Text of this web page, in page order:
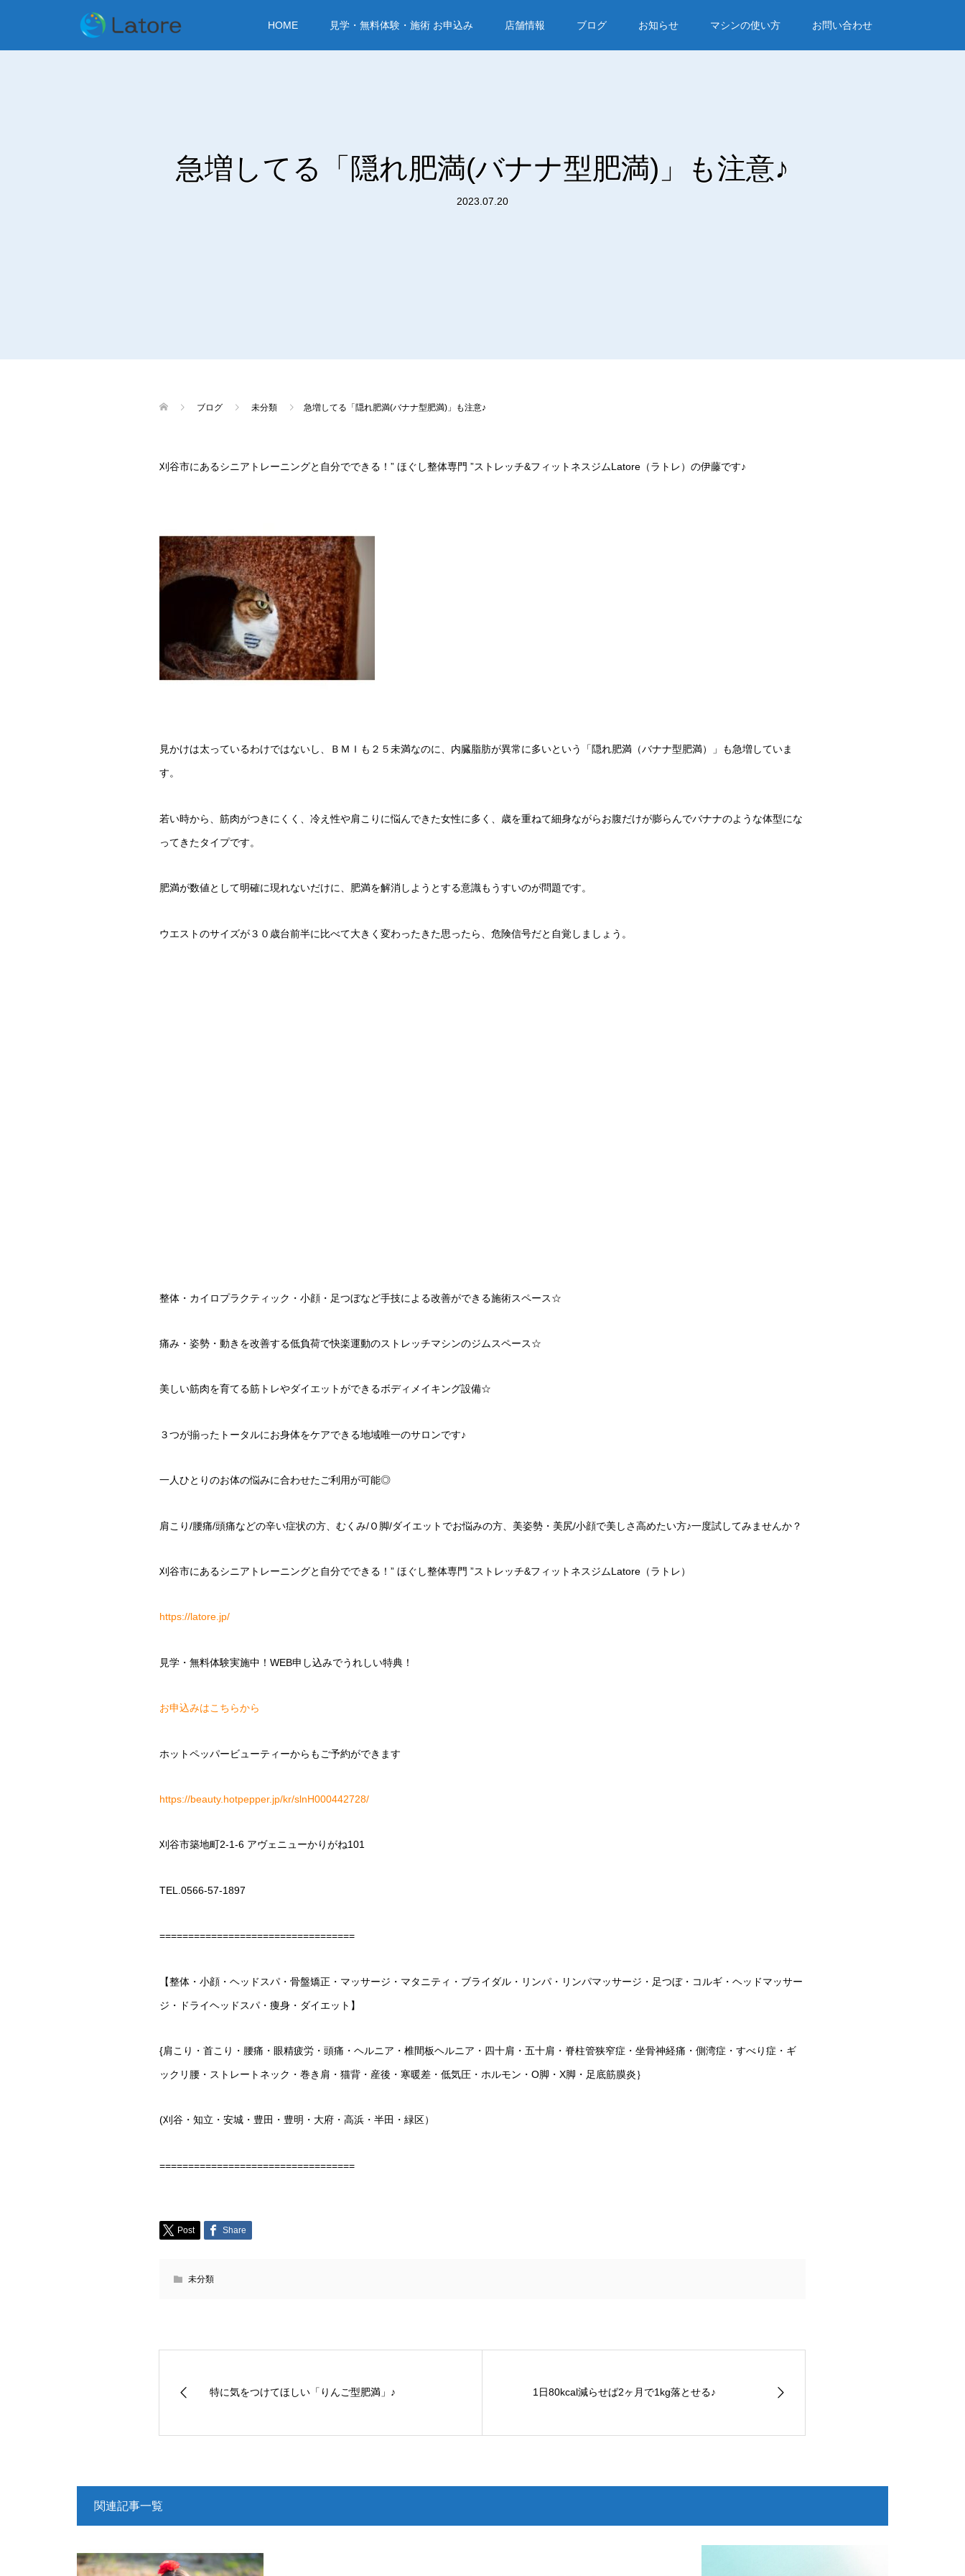
HOME 見学・無料体験・施術 お申込み 店舗情報 ブログ お知らせ マシンの使い方 お問い合わせ
急増してる「隠れ肥満(バナナ型肥満)」も注意♪
2023.07.20
ブログ 未分類 急増してる「隠れ肥満(バナナ型肥満)」も注意♪
刈谷市にあるシニアトレーニングと自分でできる！ ” ほぐし整体専門 ”ストレッチ&フィットネスジムLatore （ラトレ）の伊藤です♪
見かけは太っているわけではないし、ＢＭＩも２５未満なのに、内臓脂肪が異常に多いという「隠れ肥満（バナナ型肥満）」も急増していま
す。
若い時から、筋肉がつきにくく、冷え性や肩こりに悩んできた女性に多く、歳を重ねて細身ながらお腹だけが膨らんでバナナのような体型にな
ってきたタイプです。
肥満が数値として明確に現れないだけに、肥満を解消しようとする意識もうすいのが問題です。
ウエストのサイズが３０歳台前半に比べて大きく変わったきた思ったら、危険信号だと自覚しましょう。
整体・カイロプラクティック・小顔・足つぼなど手技による改善ができる施術スペース☆
痛み・姿勢・動きを改善する低負荷で快楽運動のストレッチマシンのジムスペース☆
美しい筋肉を育てる筋トレやダイエットができるボディメイキング設備☆
３つが揃ったトータルにお身体をケアできる地域唯一のサロンです♪
一人ひとりのお体の悩みに合わせたご利用が可能◎
肩こり/腰痛/頭痛などの辛い症状の方、むくみ/Ｏ脚/ダイエットでお悩みの方、美姿勢・美尻/小顔で美しさ高めたい方♪一度試してみませんか？
刈谷市にあるシニアトレーニングと自分でできる！ ” ほぐし整体専門 ”ストレッチ&フィットネスジムLatore （ラトレ）
https://latore.jp/
見学・無料体験実施中！ WEB申し込みでうれしい特典！
お申込みはこちらから
ホットペッパービューティーからもご予約ができます
https://beauty.hotpepper.jp/kr/slnH000442728/
刈谷市築地町2-1-6 アヴェニューかりがね101
TEL.0566-57-1897
==================================
【整体・小顔・ヘッドスパ・骨盤矯正・マッサージ・マタニティ・ブライダル・リンパ・リンパマッサージ・足つぼ・コルギ・ヘッドマッサー
ジ・ドライヘッドスパ・痩身・ダイエット】
{肩こり・首こり・腰痛・眼精疲労・頭痛・ヘルニア・椎間板ヘルニア・四十肩・五十肩・脊柱管狭窄症・坐骨神経痛・側湾症・すべり症・ギ
ックリ腰・ストレートネック・巻き肩・猫背・産後・寒暖差・低気圧・ホルモン・ O脚・ X脚・足底筋膜炎｝
(刈谷・知立・安城・豊田・豊明・大府・高浜・半田・緑区）
==================================
Post Share
未分類
特に気をつけてほしい「りんご型肥満」♪ 1日80kcal減らせば2ヶ月で1kg落とせる♪
関連記事一覧